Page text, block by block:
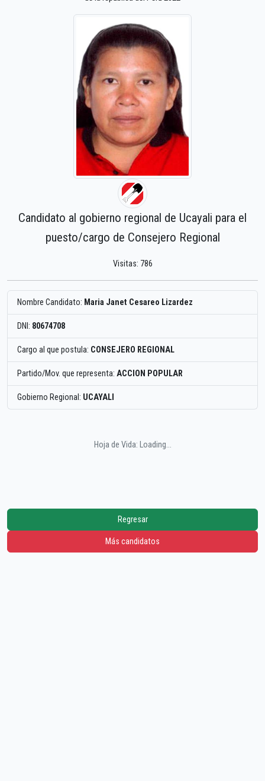
Candidato al gobierno regional de Ucayali para el
puesto/cargo de Consejero Regional
Visitas: 786
Nombre Candidato: Maria Janet Cesareo Lizardez
DNI: 80674708
Cargo al que postula: CONSEJERO REGIONAL
Partido/Mov. que representa: ACCION POPULAR
Gobierno Regional: UCAYALI
Hoja de Vida: Loading...
Regresar
Más candidatos